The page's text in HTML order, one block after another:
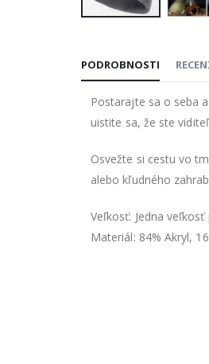
začiatok
obrázkov
PODROBNOSTI
Postarajte sa o seba
uistite sa, že ste
Osvežte si cestu vo
alebo kľudného
Veľkosť: Jedna veľkosť
Materiál: 84% Akryl,